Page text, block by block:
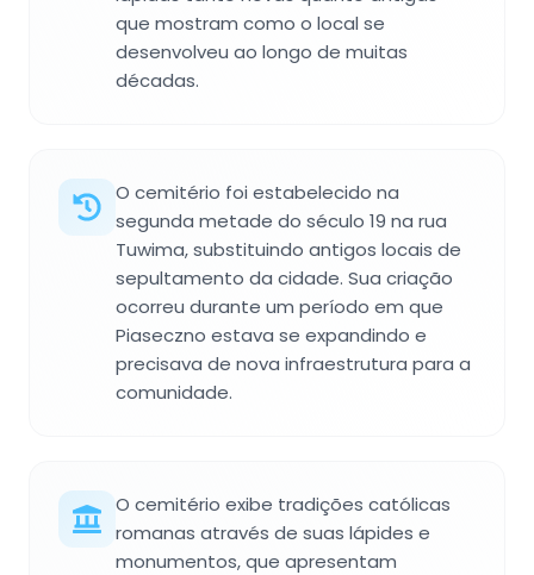
que mostram como o local se
desenvolveu ao longo de muitas
décadas.
O cemitério foi estabelecido na
segunda metade do século 19 na rua
Tuwima, substituindo antigos locais de
sepultamento da cidade. Sua criação
ocorreu durante um período em que
Piaseczno estava se expandindo e
precisava de nova infraestrutura para a
comunidade.
O cemitério exibe tradições católicas
romanas através de suas lápides e
monumentos, que apresentam